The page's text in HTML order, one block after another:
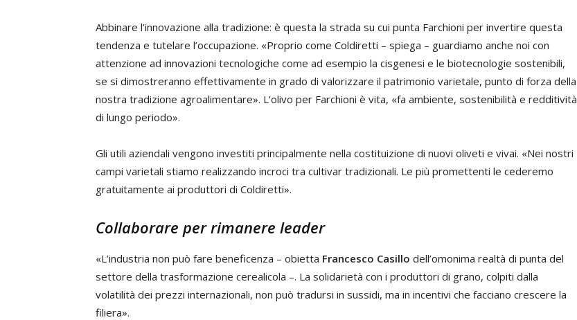
Abbinare l’innovazione alla tradizione: è questa la strada su cui punta Farchioni per invertire questa
tendenza e tutelare l’occupazione. «Proprio come Coldiretti – spiega – guardiamo anche noi con
attenzione ad innovazioni tecnologiche come ad esempio la cisgenesi e le biotecnologie sostenibili,
se si dimostreranno effettivamente in grado di valorizzare il patrimonio varietale, punto di forza della
nostra tradizione agroalimentare». L’olivo per Farchioni è vita, «fa ambiente, sostenibilità e redditività
di lungo periodo».
Gli utili aziendali vengono investiti principalmente nella costituizione di nuovi oliveti e vivai. «Nei nostri
campi varietali stiamo realizzando incroci tra cultivar tradizionali. Le più promettenti le cederemo
gratuitamente ai produttori di Coldiretti».
Collaborare per rimanere leader
«L’industria non può fare beneficenza – obietta Francesco Casillo dell’omonima realtà di punta del
settore della trasformazione cerealicola –. La solidarietà con i produttori di grano, colpiti dalla
volatilità dei prezzi internazionali, non può tradursi in sussidi, ma in incentivi che facciano crescere la
filiera».